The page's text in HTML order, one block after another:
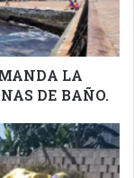
LA
DE BAÑO.